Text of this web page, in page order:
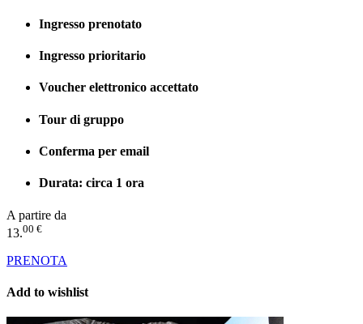
Ingresso prenotato
Ingresso prioritario
Voucher elettronico accettato
Tour di gruppo
Conferma per email
Durata: circa 1 ora
A partire da
13.00 €
PRENOTA
Add to wishlist